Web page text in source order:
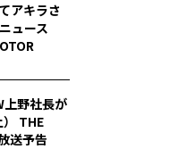
アキラさ
ュース
上野社長が
THE
送予告